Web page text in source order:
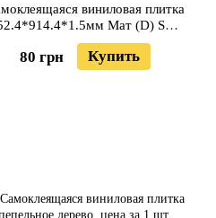
виниловая плитка
Мат (D) SW-
00001131
80 грн Купить